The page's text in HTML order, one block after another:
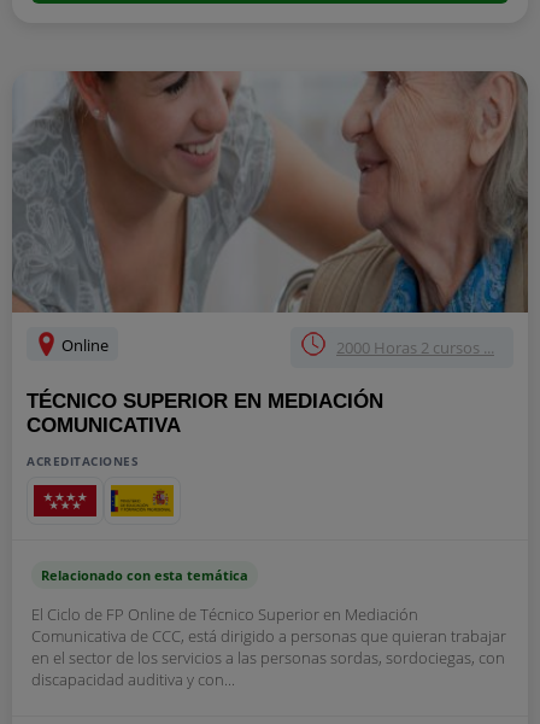
Online 2000 Horas 2 cursos ...
TÉCNICO SUPERIOR EN MEDIACIÓN
COMUNICATIVA
ACREDITACIONES
Relacionado con esta temática
El Ciclo de FP Online de Técnico Superior en Mediación
Comunicativa de CCC, está dirigido a personas que quieran trabajar
en el sector de los servicios a las personas sordas, sordociegas, con
discapacidad auditiva y con...